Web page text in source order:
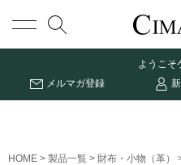
メニュー
ようこそ
メルマガ登録
HOME 製品一覧 財布・小物（革）